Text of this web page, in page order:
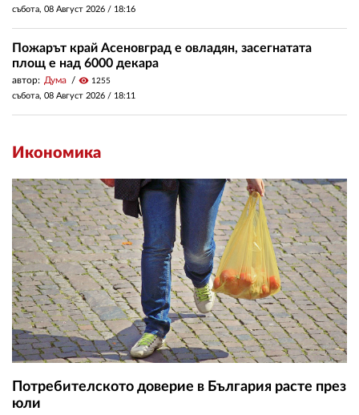
събота, 08 Август 2026 / 18:16
Пожарът край Асеновград е овладян, засегнатата
площ е над 6000 декара
автор: Дума visibility 1255
събота, 08 Август 2026 / 18:11
Икономика
Потребителското доверие в България расте през
юли